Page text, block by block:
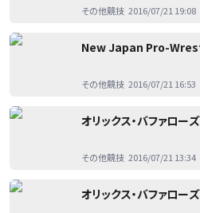
その他競技 2016/07/21 19:08
New Japan Pro-
その他競技 2016/07/21 16:53
オリックス・バファローズ
その他競技 2016/07/21 13:34
オリックス・バファローズ